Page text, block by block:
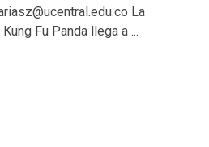
La
Fu Panda llega a ...